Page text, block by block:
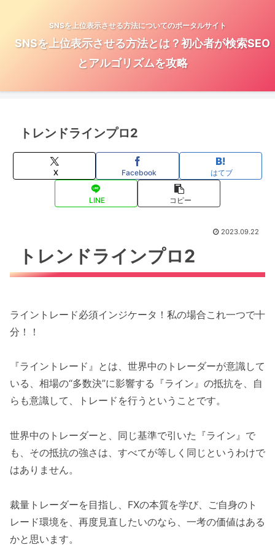
SNSを上位表示させる方法についてのポータルサイト
SNSを上位表示させる方法とは？初心者が検索SEO
とアルゴリズムを攻略
トレンドラインプロ2
X Facebook はてブ
LINE コピー
2023.09.22
トレンドラインプロ2
ライントレード必須インジケータ！私の場合これ一つで十
分！！
『ライントレード』とは、世界中のトレーダーが意識して
いる、相場の“多数決”に影響する『ライン』の抵抗を、自
らも意識して、トレードを行うということです。
世界中のトレーダーと、同じ基準で引いた『ライン』で
も、その抵抗の強さは、すべてが等しく同じというわけで
はありません。
裁量トレーダーを目指し、FXの本質を学び、ご自身のト
レード環境を、再度見直したいのなら、一考の価値はある
かと思います。